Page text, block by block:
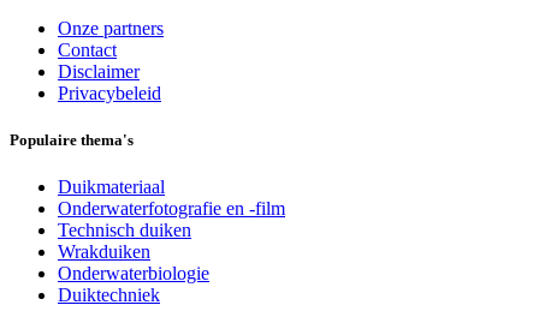
Onze partners
Contact
Disclaimer
Privacybeleid
Populaire thema's
Duikmateriaal
Onderwaterfotografie en -film
Technisch duiken
Wrakduiken
Onderwaterbiologie
Duiktechniek